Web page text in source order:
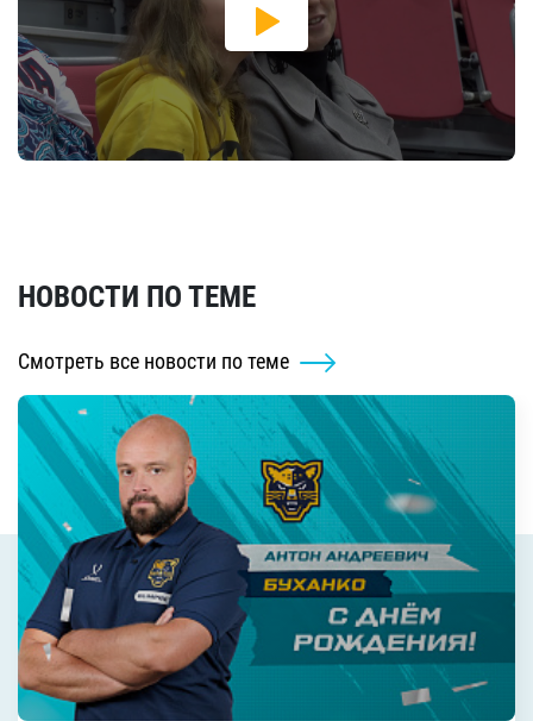
НОВОСТИ ПО ТЕМЕ
Смотреть все новости по теме